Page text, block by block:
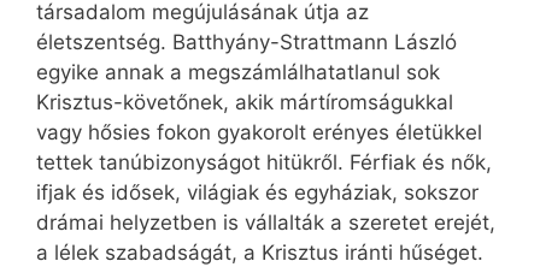
társadalom megújulásának útja az
életszentség. Batthyány-Strattmann László
egyike annak a megszámlálhatatlanul sok
Krisztus-követőnek, akik mártíromságukkal
vagy hősies fokon gyakorolt erényes életükkel
tettek tanúbizonyságot hitükről. Férfiak és nők,
ifjak és idősek, világiak és egyháziak, sokszor
drámai helyzetben is vállalták a szeretet erejét,
a lélek szabadságát, a Krisztus iránti hűséget.